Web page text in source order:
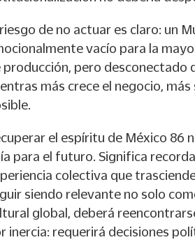
de no actuar es claro: un
vacío para la
producción, pero desconectado
más crece el negocio,
el espíritu de México 86
para el futuro. Significa
colectiva que
siendo relevante no solo
global, deberá
inercia: requerirá decisiones